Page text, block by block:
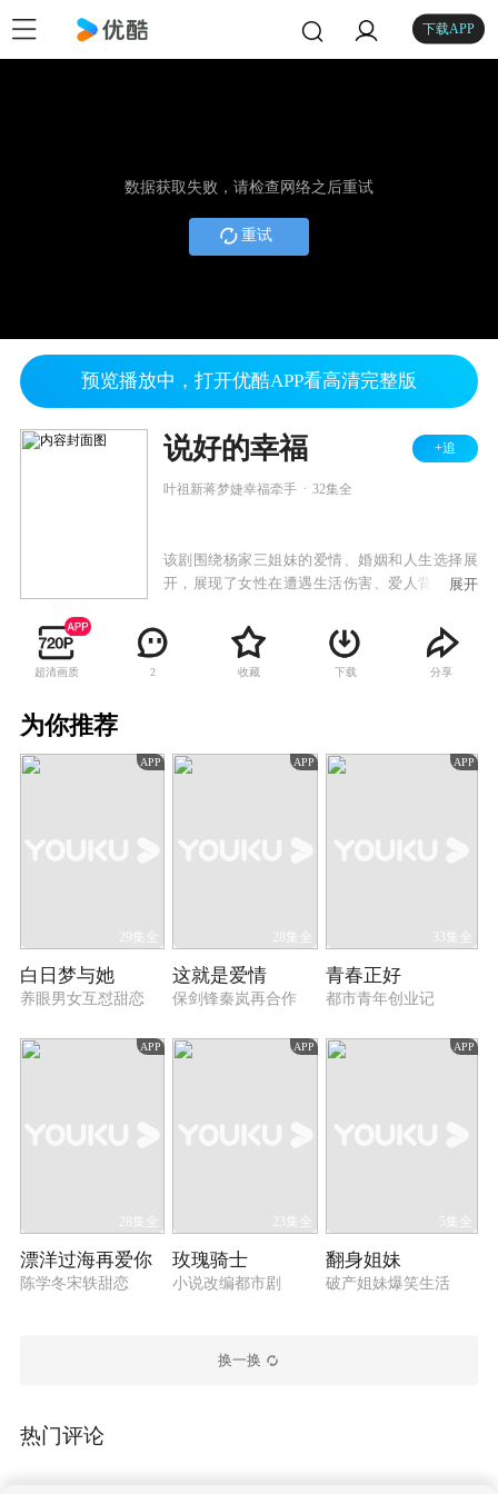
下载APP
数据获取失败，请检查网络之后重试
重试
预览播放中，打开优酷APP看高清完整版
说好的幸福 +追
叶祖新蒋梦婕幸福牵手 32集全
该剧围绕杨家三姐妹的爱情、婚姻和人生选择展
开，展现了女性在遭遇生活伤害、爱人背叛等挫
出自我人生的过程。
展开
超清画质 2 收藏 下载 分享
为你推荐
APP
29集全
白日梦与她
养眼男女互怼甜恋
APP
28集全
这就是爱情
保剑锋秦岚再合作
APP
33集全
青春正好
都市青年创业记
APP
28集全
漂洋过海再爱你
陈学冬宋轶甜恋
APP
23集全
玫瑰骑士
小说改编都市剧
APP
5集全
翻身姐妹
破产姐妹爆笑生活
换一换
热门评论